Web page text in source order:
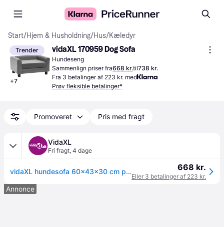
Start/Hjem & Husholdning/Hus/Kæledyr
Trender
+7
vidaXL 170959 Dog Sofa
Hundeseng
Sammenlign priser fra668 kr.til738 kr.
Fra 3 betalinger af 223 kr. med
Prøv fleksible betalinger*
Promoveret Pris med fragt
VidaXL
Fri fragt, 4 dage
vidaXL hundesofa 60x43x30 cm plys og kunstlæder brun 668 kr.
Eller 3 betalinger af 223 kr.
Annonce